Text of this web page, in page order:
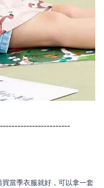
當季衣服就好，可以拿一套